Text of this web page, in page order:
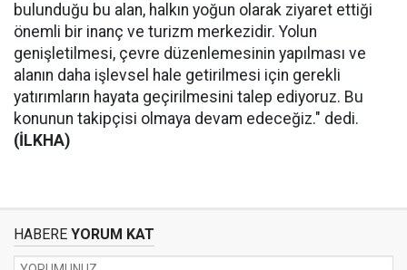
bulunduğu bu alan, halkın yoğun olarak ziyaret ettiği
önemli bir inanç ve turizm merkezidir. Yolun
genişletilmesi, çevre düzenlemesinin yapılması ve
alanın daha işlevsel hale getirilmesi için gerekli
yatırımların hayata geçirilmesini talep ediyoruz. Bu
konunun takipçisi olmaya devam edeceğiz." dedi.
(İLKHA)
HABERE YORUM KAT